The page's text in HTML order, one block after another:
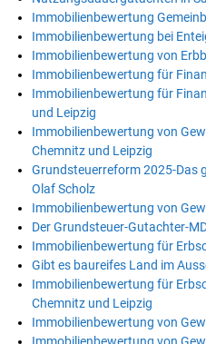
Immobilienbewertung
Immobilienbewertung bei
Immobilienbewertung von
Immobilienbewertung für
Immobilienbewertung für
und Leipzig
Immobilienbewertung von
Chemnitz und Leipzig
Grundsteuerreform 2025-Das
Olaf Scholz
Immobilienbewertung von
Der Grundsteuer-Gutachter-
Immobilienbewertung für
Gibt es baureifes Land im
Immobilienbewertung für
Chemnitz und Leipzig
Immobilienbewertung von